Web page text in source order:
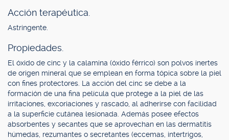
Acción terapéutica.
Astringente.
Propiedades.
El óxido de cinc y la calamina (óxido férrico) son polvos inertes
de origen mineral que se emplean en forma tópica sobre la piel
con fines protectores. La acción del cinc se debe a la
formación de una fina película que protege a la piel de las
irritaciones, excoriaciones y rascado, al adherirse con facilidad
a la superficie cutánea lesionada. Además posee efectos
absorbentes y secantes que se aprovechan en las dermatitis
húmedas, rezumantes o secretantes (eccemas, intertrigos,